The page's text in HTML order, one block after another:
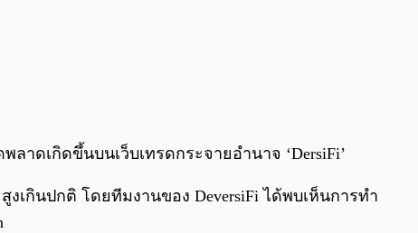
0:00 /0:00
าดเกิดขึ้นบนเว็บเทรดกระจายอำนาจ ‘DersiFi’
เกินปกติ โดยทีมงานของ DeversiFi ได้พบเห็นการทำ